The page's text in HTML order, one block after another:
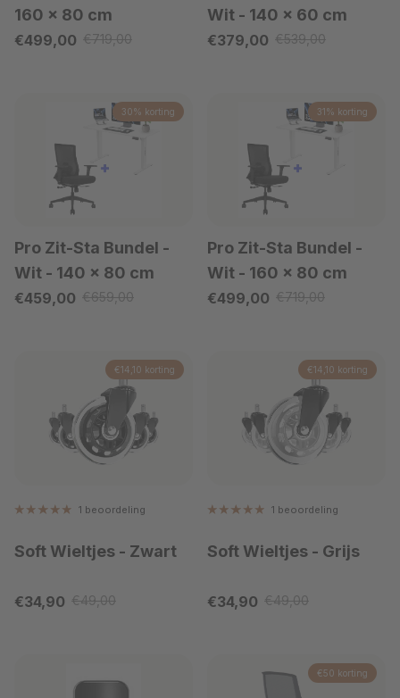
160 x 80 cm
Verkoopprijs
€499,00 Reguliere prijs
€719,00
Wit - 140 x 60 cm
Verkoopprijs
€379,00 Reguliere prijs
€539,00
30% korting
Pro Zit-Sta Bundel -
Wit - 140 x 80 cm
Verkoopprijs
€459,00 Reguliere prijs
€659,00
31% korting
Pro Zit-Sta Bundel -
Wit - 160 x 80 cm
Verkoopprijs
€499,00 Reguliere prijs
€719,00
€14,10 korting
1 beoordeling
Soft Wieltjes - Zwart
Verkoopprijs
€34,90 Reguliere prijs
€49,00
€14,10 korting
1 beoordeling
Soft Wieltjes - Grijs
Verkoopprijs
€34,90 Reguliere prijs
€49,00
€50 korting